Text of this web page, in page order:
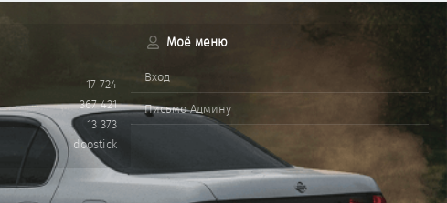
17 724
367 421
13 373
doostick
Моё меню
Вход
Письмо Админу